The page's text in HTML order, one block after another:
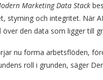
Marketing Data Stack
styrning och integritet. När
den data som ligger till
nu forma arbetsflöden,
roll i grunden, säger